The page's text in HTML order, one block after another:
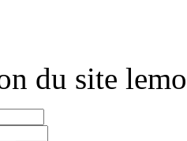
du site